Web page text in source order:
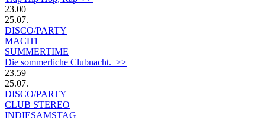
23.00
25.07.
DISCO/PARTY
MACH1
SUMMERTIME
Die sommerliche Clubnacht. >>
23.59
25.07.
DISCO/PARTY
CLUB STEREO
INDIESAMSTAG